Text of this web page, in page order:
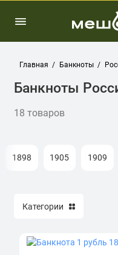
Главная Банкноты
Банкноты
18 товаров
1898 1905 1909
Категории